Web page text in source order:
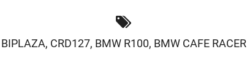
BIPLAZA, CRD127, BMW R100, BMW CAFE RACER